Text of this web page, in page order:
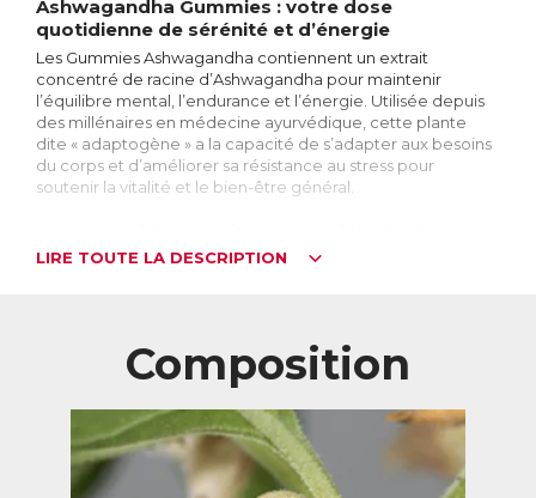
Ashwagandha Gummies : votre dose
quotidienne de sérénité et d’énergie
Les Gummies Ashwagandha contiennent un extrait
concentré de racine d’Ashwagandha pour maintenir
l’équilibre mental, l’endurance et l’énergie. Utilisée depuis
des millénaires en médecine ayurvédique, cette plante
dite « adaptogène » a la capacité de s’adapter aux besoins
du corps et d’améliorer sa résistance au stress pour
soutenir la vitalité et le bien-être général.
Ashwagandha sont un moyen simple et agréable de
Ashwagandha Gummies est idéal pour :
→ les personnes sujettes au stress et à l’anxiété
→ les personnes qui souhaitent maintenir un sommeil
profond et réparateur
→ les personnes qui souhaitent se relaxer
→ les personnes qui veulent maintenir leurs niveaux
LIRE TOUTE LA DESCRIPTION
Composition